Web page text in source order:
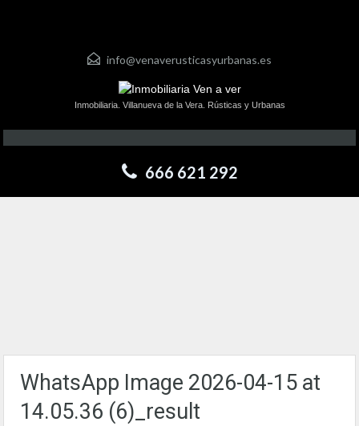
info@venaverusticasyurbanas.es
Inmobiliaria. Villanueva de la Vera. Rústicas y Urbanas
666 621 292
WhatsApp Image 2026-04-15 at
14.05.36 (6)_result